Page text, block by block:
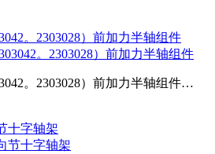
。2303028）前加力半轴组件
。2303028）前加力半轴组件…
十字轴架